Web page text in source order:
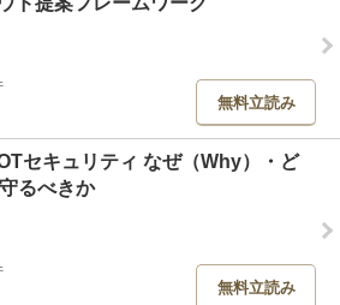
無料立読み
セキュリティ なぜ（Why）・ど
るべきか
無料立読み